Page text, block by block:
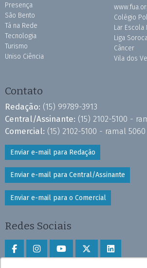
Presença
São Bento
Tá na Rede
Tecnologia
Turismo
Uniso Ciência
Colégio
Lar Escola
Liga
Câncer
Vila dos
Contato
Redação: (15) 99789-3913
Central/Assinante: (15) 2102-5100 -
Comercial: (15) 2102-5100 - ramal 5060
Enviar e-mail para Redação
Enviar e-mail para Central/Assinante
Enviar e-mail para o Comercial
Redes Sociais